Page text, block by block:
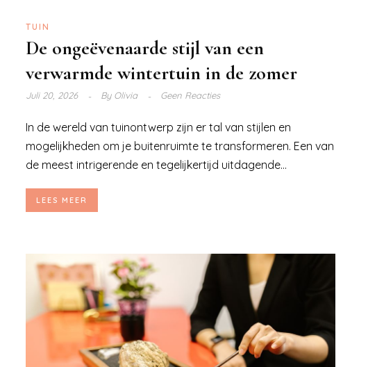
TUIN
De ongeëvenaarde stijl van een
verwarmde wintertuin in de zomer
Juli 20, 2026 ByOlivia Geen Reacties
In de wereld van tuinontwerp zijn er tal van stijlen en
mogelijkheden om je buitenruimte te transformeren. Een van
de meest intrigerende en tegelijkertijd uitdagende...
LEES MEER